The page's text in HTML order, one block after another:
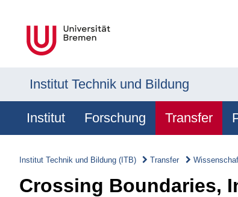
Institut Technik und Bildung
Institut Forschung Transfer
Institut Technik und Bildung (ITB) Transfer
Crossing Boundaries,